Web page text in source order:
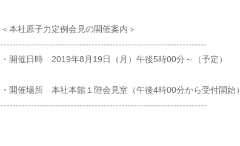
＜本社原子力定例会見の開催案内＞
--------------------------------------------------------------------
・開催日時 2019年8月19日（月）午後5時00分～（予定）
・開催場所 本社本館１階会見室（午後4時00分から受付開始）
--------------------------------------------------------------------